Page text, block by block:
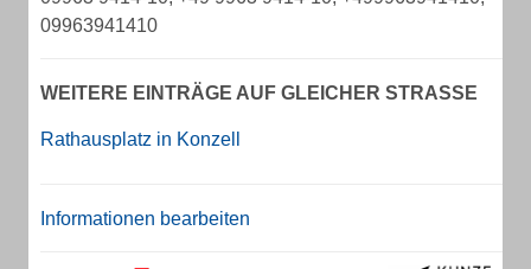
09963941410
WEITERE EINTRÄGE AUF GLEICHER STRASSE
Rathausplatz in Konzell
Informationen bearbeiten